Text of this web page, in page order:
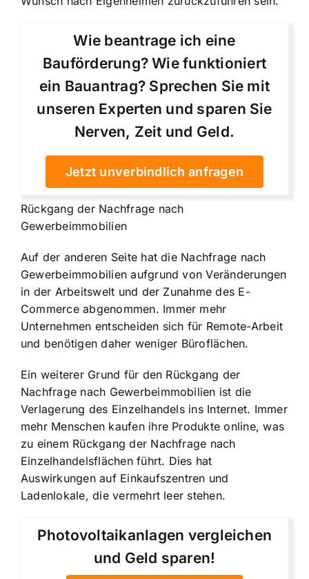
Wie beantrage ich eine
Bauförderung? Wie funktioniert
ein Bauantrag? Sprechen Sie mit
unseren Experten und sparen Sie
Nerven, Zeit und Geld.
Jetzt unverbindlich anfragen
Rückgang der Nachfrage nach
Gewerbeimmobilien
Auf der anderen Seite hat die Nachfrage nach
Gewerbeimmobilien aufgrund von Veränderungen
in der Arbeitswelt und der Zunahme des E-
Commerce abgenommen. Immer mehr
Unternehmen entscheiden sich für Remote-Arbeit
und benötigen daher weniger Büroflächen.
Ein weiterer Grund für den Rückgang der
Nachfrage nach Gewerbeimmobilien ist die
Verlagerung des Einzelhandels ins Internet. Immer
mehr Menschen kaufen ihre Produkte online, was
zu einem Rückgang der Nachfrage nach
Einzelhandelsflächen führt. Dies hat
Auswirkungen auf Einkaufszentren und
Ladenlokale, die vermehrt leer stehen.
Photovoltaikanlagen vergleichen
und Geld sparen!